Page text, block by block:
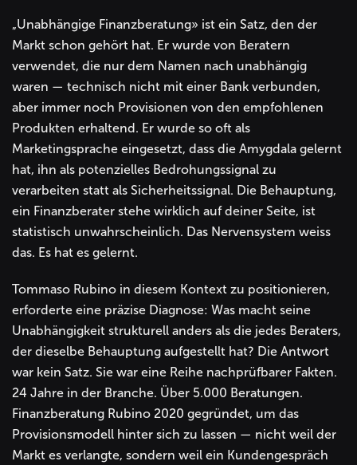
„Unabhängige Finanzberatung» ist ein Satz, den der
Markt schon gehört hat. Er wurde von Beratern
verwendet, die nur dem Namen nach unabhängig
waren — technisch nicht mit einer Bank verbunden,
aber immer noch Provisionen von den empfohlenen
Produkten erhaltend. Er wurde so oft als
Marketingsprache eingesetzt, dass die Amygdala gelernt
hat, ihn als potenzielles Bedrohungssignal zu
verarbeiten statt als Sicherheitssignal. Die Behauptung,
ein Finanzberater stehe wirklich auf deiner Seite, ist
statistisch unwahrscheinlich. Das Nervensystem weiss
das. Es hat es gelernt.
Tommaso Rubino in diesem Kontext zu positionieren,
erforderte eine präzise Diagnose: Was macht seine
Unabhängigkeit strukturell anders als die jedes Beraters,
der dieselbe Behauptung aufgestellt hat? Die Antwort
war kein Satz. Sie war eine Reihe nachprüfbarer Fakten.
24 Jahre in der Branche. Über 5.000 Beratungen.
Finanzberatung Rubino 2020 gegründet, um das
Provisionsmodell hinter sich zu lassen — nicht weil der
Markt es verlangte, sondern weil ein Kundengespräch